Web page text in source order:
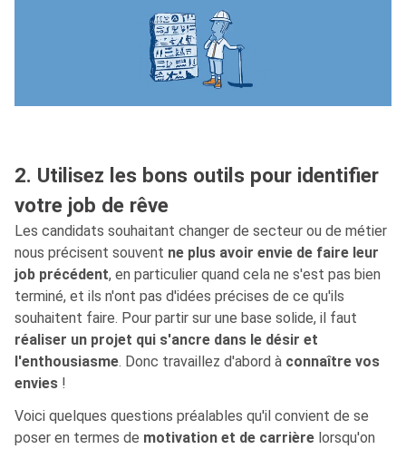
2. Utilisez les bons outils pour identifier
votre job de rêve
Les candidats souhaitant changer de secteur ou de métier
nous précisent souvent ne plus avoir envie de faire leur
job précédent, en particulier quand cela ne s'est pas bien
terminé, et ils n'ont pas d'idées précises de ce qu'ils
souhaitent faire. Pour partir sur une base solide, il faut
réaliser un projet qui s'ancre dans le désir et
l'enthousiasme. Donc travaillez d'abord à connaître vos
envies !
Voici quelques questions préalables qu'il convient de se
poser en termes de motivation et de carrière lorsqu'on